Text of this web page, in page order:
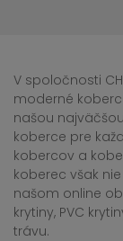
V spoločnosti
moderné
našou
koberce pre
kobercov a
koberec však
našom online
krytiny, PVC
trávu.